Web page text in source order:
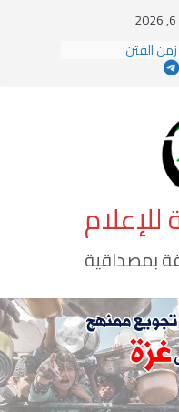
الفتن
الهوية الإسلامية
للإعلام
بمصداقية